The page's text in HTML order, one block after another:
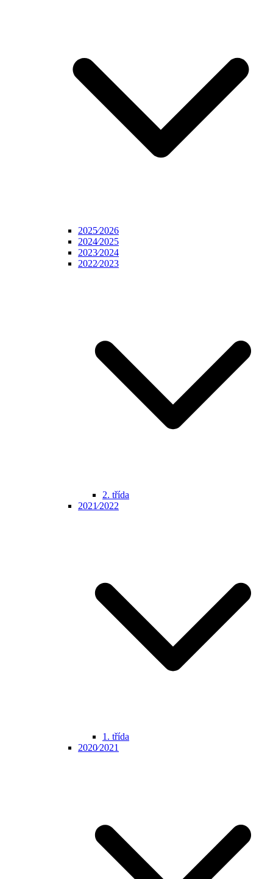
2025⁄2026
2024⁄2025
2023⁄2024
2022⁄2023
2. třída
2021⁄2022
1. třída
2020⁄2021